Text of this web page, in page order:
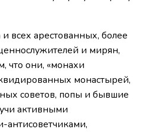
всех арестованных, более
и мирян,
что они, «монахи
монастырей,
советов, попы и бывшие
активными
антисоветчиками,